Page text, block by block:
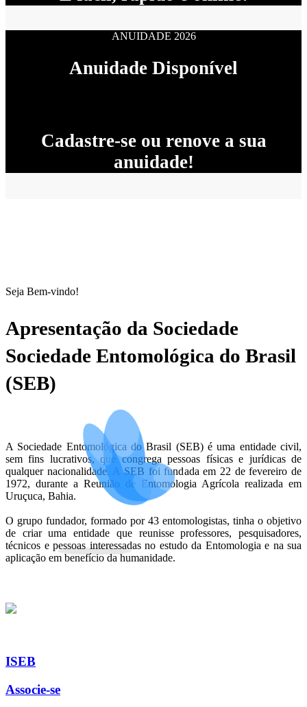
ANUIDADE 2026
Anuidade Disponível
Cadastre-se ou renove a sua
anuidade!
Seja Bem-vindo!
Apresentação da Sociedade
Sociedade Entomológica do Brasil
(SEB)
A Sociedade Entomológica do Brasil (SEB) é uma entidade civil,
sem fins lucrativos, que congrega pessoas físicas e jurídicas de
qualquer nacionalidade. A SEB foi fundada em 22 de fevereiro de
1972, durante a Reunião de Entomologia Agrícola realizada em
Uruçuca, Bahia.
O grupo fundador, formado por 43 entomologistas, tinha o objetivo
de criar uma entidade que reunisse professores, pesquisadores,
técnicos e pessoas interessadas no estudo da Entomologia e na sua
aplicação em benefício da humanidade.
ISEB
Associe-se